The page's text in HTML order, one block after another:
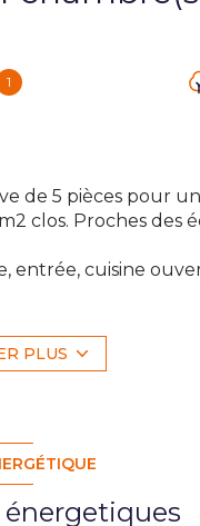
1
de 5 pièces pour
clos. Proches des
entrée, cuisine
salle de bains
d'eau. Maison
l'agence
824 481 287
PLUS